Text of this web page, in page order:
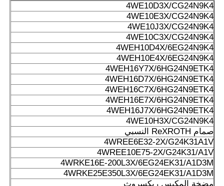
4WE10D3X/CG24N9K4
4WE10E3X/CG24N9K4
4WE10J3X/CG24N9K4
4WE10C3X/CG24N9K4
4WEH10D4X/6EG24N9K4
4WEH10E4X/6EG24N9K4
4WEH16Y7X/6HG24N9ETK4
4WEH16D7X/6HG24N9ETK4
4WEH16C7X/6HG24N9ETK4
4WEH16E7X/6HG24N9ETK4
4WEH16J7X/6HG24N9ETK4
4WE10H3X/CG24N9K4
صمام ReXROTH النسبي
4WREE6E32-2X/G24K31A1V
4WREE10E75-2X/G24K31/A1V
4WRKE16E-200L3X/6EG24EK31/A1D3M
4WRKE25E350L3X/6EG24EK31/A1D3M
مضخة المكبس ريكسروث